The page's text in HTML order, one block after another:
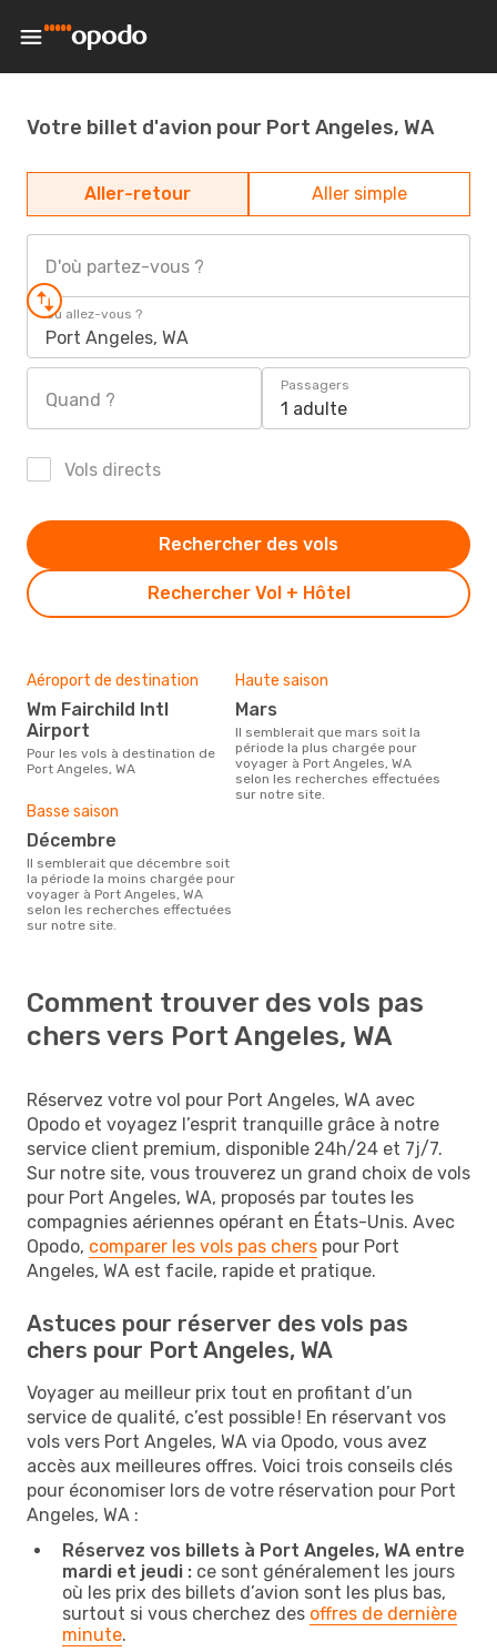
Votre billet d'avion pour Port Angeles, WA
Aller-retour Aller simple
D'où partez-vous ?
Où allez-vous ?
Port Angeles, WA
Quand ?
Passagers
1 adulte
Vols directs
Rechercher Vol + Hôtel
Rechercher des vols
Aéroport de destination
Wm Fairchild Intl
Airport
Pour les vols à destination de
Port Angeles, WA
Haute saison
mars
Il semblerait que mars soit la
période la plus chargée pour
voyager à Port Angeles, WA
selon les recherches effectuées
sur notre site.
Basse saison
décembre
Il semblerait que décembre soit
la période la moins chargée pour
voyager à Port Angeles, WA
selon les recherches effectuées
sur notre site.
Comment trouver des vols pas
chers vers Port Angeles, WA
Réservez votre vol pour Port Angeles, WA avec
Opodo et voyagez l’esprit tranquille grâce à notre
service client premium, disponible 24h/24 et 7j/7.
Sur notre site, vous trouverez un grand choix de vols
pour Port Angeles, WA, proposés par toutes les
compagnies aériennes opérant en États-Unis. Avec
Opodo, comparer les vols pas chers pour Port
Angeles, WA est facile, rapide et pratique.
Astuces pour réserver des vols pas
chers pour Port Angeles, WA
Voyager au meilleur prix tout en profitant d’un
service de qualité, c’est possible ! En réservant vos
vols vers Port Angeles, WA via Opodo, vous avez
accès aux meilleures offres. Voici trois conseils clés
pour économiser lors de votre réservation pour Port
Angeles, WA :
Réservez vos billets à Port Angeles, WA entre
mardi et jeudi : ce sont généralement les jours
où les prix des billets d’avion sont les plus bas,
surtout si vous cherchez des offres de dernière
minute.